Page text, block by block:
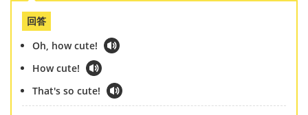
回答
Oh, how cute!
How cute!
That's so cute!